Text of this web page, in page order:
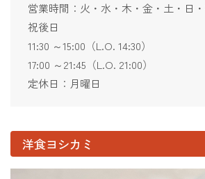
営業時間：火・水・木・金・土・日
祝後日
11:30 ～15:00（L.O. 14:30）
17:00 ～21:45（L.O. 21:00）
定休日：月曜日
洋食ヨシカミ